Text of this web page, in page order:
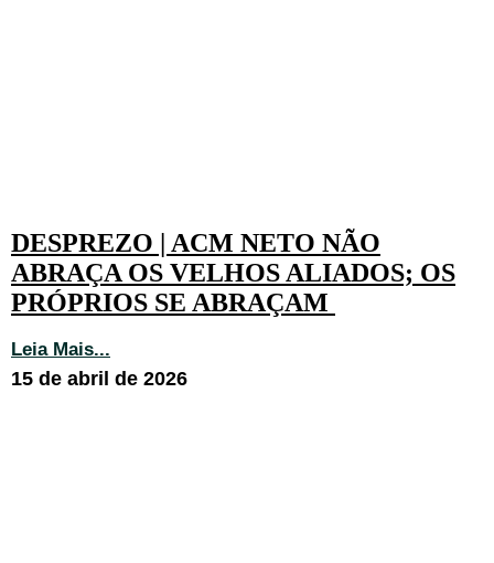
DESPREZO | ACM NETO NÃO
ABRAÇA OS VELHOS ALIADOS; OS
PRÓPRIOS SE ABRAÇAM
Leia Mais...
15 de abril de 2026